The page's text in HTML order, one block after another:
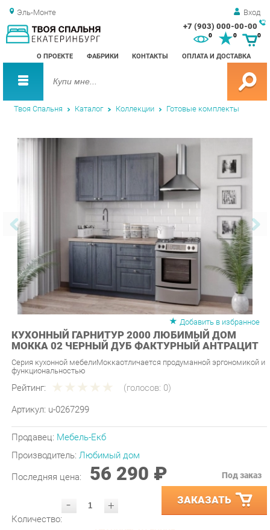
Эль-Монте Вход
+7 (903) 000-00-00
О ПРОЕКТЕ ФАБРИКИ КОНТАКТЫ ОПЛАТА И ДОСТАВКА
0 0
Твоя Спальня Каталог Коллекции Готовые комплекты
Добавить в избранное
КУХОННЫЙ ГАРНИТУР 2000 ЛЮБИМЫЙ ДОМ
МОККА 02 ЧЕРНЫЙ ДУБ ФАКТУРНЫЙ АНТРАЦИТ
Серия кухонной мебелиМоккаотличается продуманной эргономикой и
Рейтинг:
Артикул: u-0267299
Производитель:Любимый дом
Последняя цена: 56 290 ₽
- ЗАКАЗАТЬ
УТОЧНИТЬ НАЛИЧИЕ